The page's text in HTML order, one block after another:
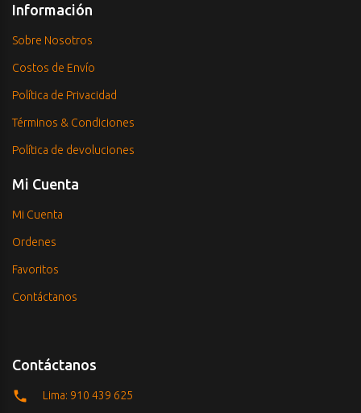
Información
Sobre Nosotros
Costos de Envío
Política de Privacidad
Términos & Condiciones
Política de devoluciones
Mi Cuenta
Mi Cuenta
Ordenes
Favoritos
Contáctanos
Contáctanos
Lima: 910 439 625